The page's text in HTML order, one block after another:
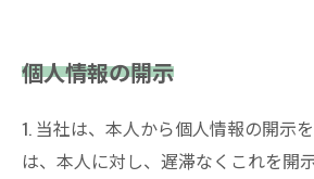
個人情報の開示
1. 当社は、本人から個人情報の開示
は、本人に対し、遅滞なくこれを開